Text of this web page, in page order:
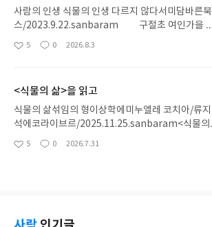
사람의 인생 식물의 인생 다르지 않다서미담바른북
스/2023.9.22.sanbaram 구절초 여인가을
늘 아래분홍색 꽃단장을 한 여인외롭게 떨고 있는 여
워져하얗게 맨얼굴을 보일 때그대 내게 다시 오려나
마지막아홉 번째 꺾일 때이제는홀로 떠나가야지 P.2
0*시인은 구절초를 여인에 비유했다. 처음 필 때는
후 지는 구절초 꽃잎의 색깔을 여인의 얼굴로 표현했
타는 사랑이여불 꺼진 어두운 밤에도더 뜨겁게 불타
좋
5
댓
0
작
2026.8.3
<식물의 삶>을 읽고
식물의 삶섞임의 형이상학에미누엘레 코치아/류지
석에코라이브르/2025.11.25.sanbaram<식물의
삶>에서는 동물, 특히 사람을 중심으로 전개되는 철
잎의 이론 : 세계의 대기/ 3부 뿌리의 이론 : 천체의 생
좋
5
댓
0
작
2026.7.31